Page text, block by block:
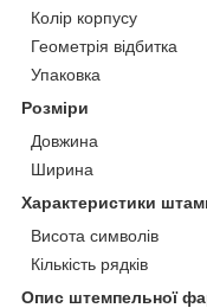
Колір корпусу
Геометрія відбитка
Упаковка
Розміри
Довжина
Ширина
Характеристики
Висота символів
Кількість рядків
Опис штемпельної